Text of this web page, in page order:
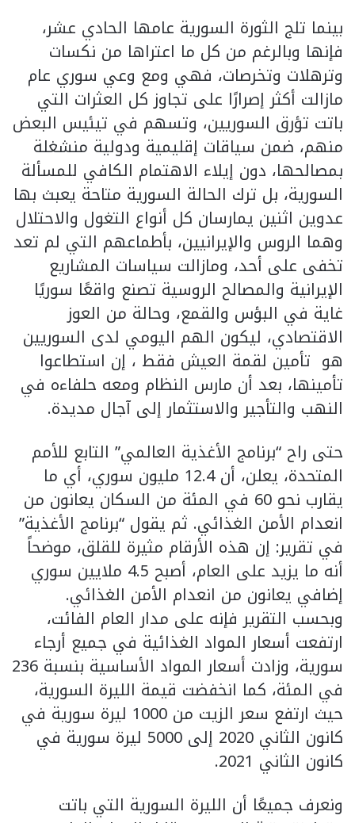
بينما تلج الثورة السورية عامها الحادي عشر،
فإنها وبالرغم من كل ما اعتراها من نكسات
وترهلات وتخرصات، فهي ومع وعي سوري عام
مازالت أكثر إصرارًا على تجاوز كل العثرات التي
باتت تؤرق السوريين، وتسهم في تيئيس البعض
منهم، ضمن سياقات إقليمية ودولية منشغلة
بمصالحها، دون إيلاء الاهتمام الكافي للمسألة
السورية، بل ترك الحالة السورية متاحة يعبث بها
عدوين اثنين يمارسان كل أنواع التغول والاحتلال
وهما الروس والإيرانيين، بأطماعهم التي لم تعد
تخفى على أحد، ومازالت سياسات المشاريع
الإيرانية والمصالح الروسية تصنع واقعًا سوريًا
غاية في البؤس والقمع، وحالة من العوز
الاقتصادي، ليكون الهم اليومي لدى السوريين
هو تأمين لقمة العيش فقط ، إن استطاعوا
تأمينها، بعد أن مارس النظام ومعه حلفاءه في
النهب والتأجير والاستثمار إلى آجال مديدة.
حتى راح “برنامج الأغذية العالمي” التابع للأمم
المتحدة، يعلن، أن 12.4 مليون سوري، أي ما
يقارب نحو 60 في المئة من السكان يعانون من
انعدام الأمن الغذائي. ثم يقول “برنامج الأغذية”
في تقرير: إن هذه الأرقام مثيرة للقلق، موضحاً
أنه ما يزيد على العام، أصبح 4.5 ملايين سوري
إضافي يعانون من انعدام الأمن الغذائي.
وبحسب التقرير فإنه على مدار العام الفائت،
ارتفعت أسعار المواد الغذائية في جميع أرجاء
سورية، وزادت أسعار المواد الأساسية بنسبة 236
في المئة، كما انخفضت قيمة الليرة السورية،
حيث ارتفع سعر الزيت من 1000 ليرة سورية في
كانون الثاني 2020 إلى 5000 ليرة سورية في
كانون الثاني 2021.
ونعرف جميعًا أن الليرة السورية التي باتت